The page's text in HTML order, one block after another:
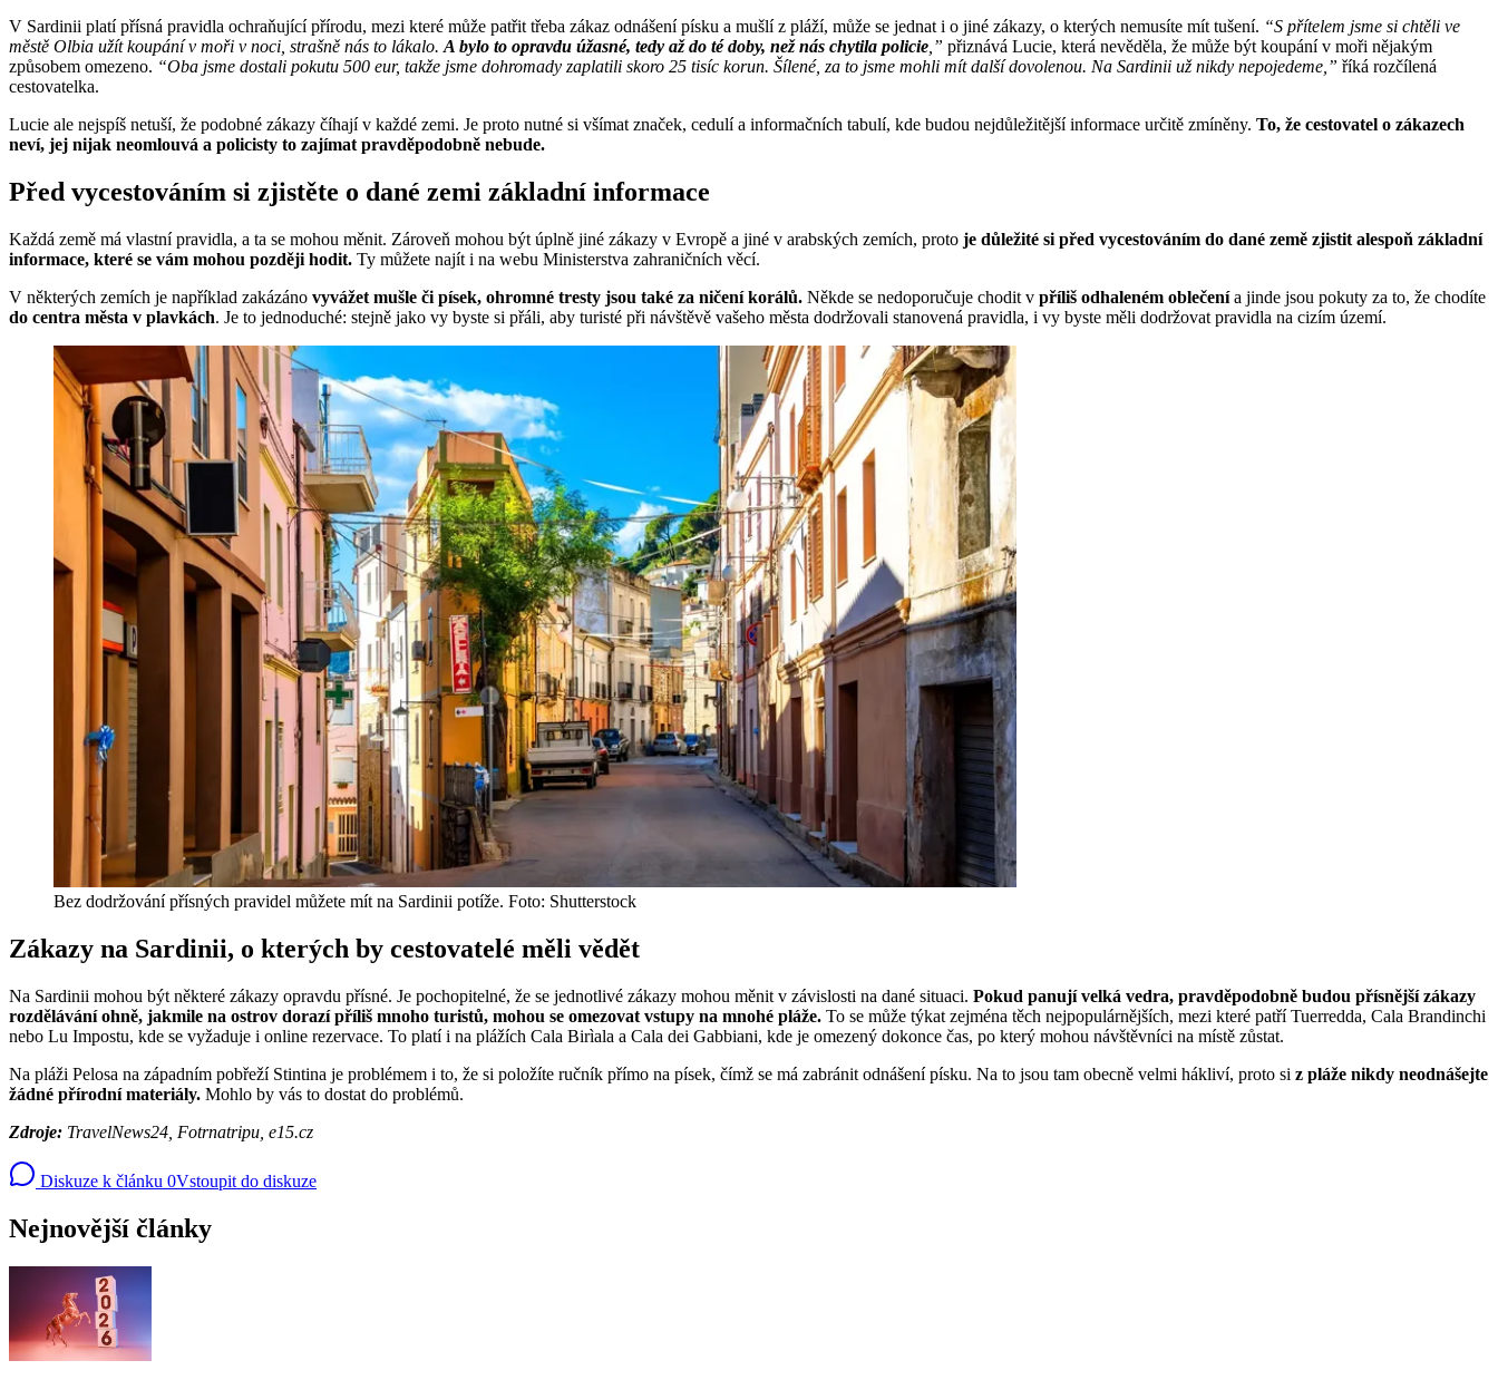
V Sardinii platí přísná pravidla ochraňující přírodu, mezi které může patřit třeba zákaz odnášení písku a mušlí z pláží, může se jednat i o jiné zákazy, o kterých nemusíte mít tušení. “S přítelem jsme si chtěli ve
městě Olbia užít koupání v moři v noci, strašně nás to lákalo. A bylo to opravdu úžasné, tedy až do té doby, než nás chytila policie ,” přiznává Lucie, která nevěděla, že může být koupání v moři nějakým
způsobem omezeno. “Oba jsme dostali pokutu 500 eur, takže jsme dohromady zaplatili skoro 25 tisíc korun. Šílené, za to jsme mohli mít další dovolenou. Na Sardinii už nikdy nepojedeme,” říká rozčílená
cestovatelka.
Lucie ale nejspíš netuší, že podobné zákazy číhají v každé zemi. Je proto nutné si všímat značek, cedulí a informačních tabulí, kde budou nejdůležitější informace určitě zmíněny. To, že cestovatel o zákazech
neví, jej nijak neomlouvá a policisty to zajímat pravděpodobně nebude.
Před vycestováním si zjistěte o dané zemi základní informace
Každá země má vlastní pravidla, a ta se mohou měnit. Zároveň mohou být úplně jiné zákazy v Evropě a jiné v arabských zemích, proto je důležité si před vycestováním do dané země zjistit alespoň základní
informace, které se vám mohou později hodit. Ty můžete najít i na webu Ministerstva zahraničních věcí.
V některých zemích je například zakázáno vyvážet mušle či písek, ohromné tresty jsou také za ničení korálů. Někde se nedoporučuje chodit v příliš odhaleném oblečenía jinde jsou pokuty za to, že chodíte
do centra města v plavkách. Je to jednoduché: stejně jako vy byste si přáli, aby turisté při návštěvě vašeho města dodržovali stanovená pravidla, i vy byste měli dodržovat pravidla na cizím území.
Bez dodržování přísných pravidel můžete mít na Sardinii potíže. Foto: Shutterstock
Zákazy na Sardinii, o kterých by cestovatelé měli vědět
Na Sardinii mohou být některé zákazy opravdu přísné. Je pochopitelné, že se jednotlivé zákazy mohou měnit v závislosti na dané situaci. Pokud panují velká vedra, pravděpodobně budou přísnější zákazy
rozdělávání ohně, jakmile na ostrov dorazí příliš mnoho turistů, mohou se omezovat vstupy na mnohé pláže. To se může týkat zejména těch nejpopulárnějších, mezi které patří Tuerredda, Cala Brandinchi
nebo Lu Impostu, kde se vyžaduje i online rezervace. To platí i na plážích Cala Birìala a Cala dei Gabbiani, kde je omezený dokonce čas, po který mohou návštěvníci na místě zůstat.
Na pláži Pelosa na západním pobřeží Stintina je problémem i to, že si položíte ručník přímo na písek, čímž se má zabránit odnášení písku. Na to jsou tam obecně velmi hákliví, proto si z pláže nikdy neodnášejte
žádné přírodní materiály. Mohlo by vás to dostat do problémů.
Zdroje: TravelNews24, Fotrnatripu, e15.cz
Diskuze k článku 0Vstoupit do diskuze
Nejnovější články